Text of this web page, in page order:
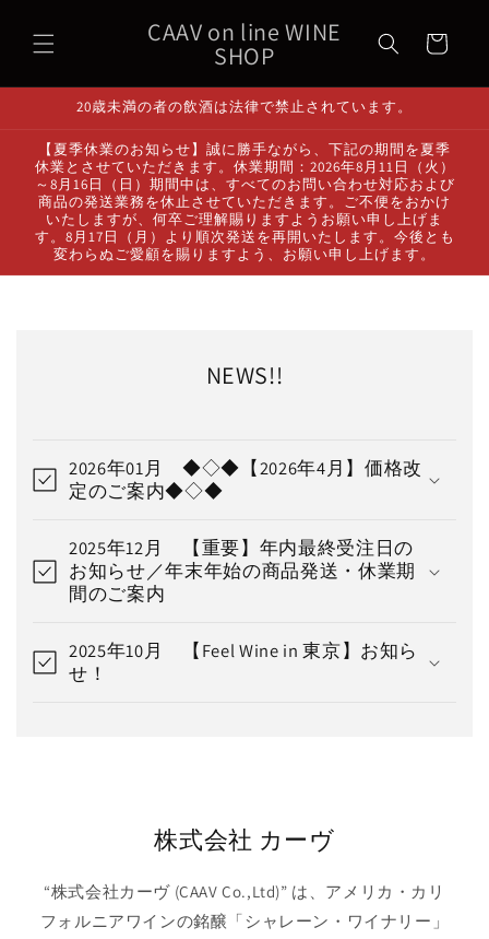
進む
CAAV on line WINE
SHOP
ー
20歳未満の者の飲酒は法律で禁止されています。
【夏季休業のお知らせ】誠に勝手ながら、下記の期間を夏季
休業とさせていただきます。休業期間：2026年8月11日（火）
～8月16日（日）期間中は、すべてのお問い合わせ対応および
商品の発送業務を休止させていただきます。ご不便をおかけ
いたしますが、何卒ご理解賜りますようお願い申し上げま
す。8月17日（月）より順次発送を再開いたします。今後とも
変わらぬご愛顧を賜りますよう、お願い申し上げます。
NEWS!!
2026年01月 ◆◇◆【2026年4月】価格改
定のご案内◆◇◆
2025年12月 【重要】年内最終受注日の
お知らせ／年末年始の商品発送・休業期
間のご案内
2025年10月 【Feel Wine in 東京】お知ら
せ！
株式会社 カーヴ
“株式会社カーヴ (CAAV Co.,Ltd)” は、アメリカ・カリ
フォルニアワインの銘醸「シャレーン・ワイナリー」